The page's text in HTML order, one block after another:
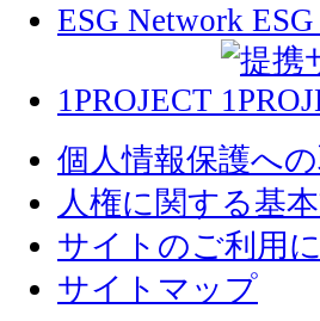
ESG Network
1PROJECT
個人情報保護へ
人権に関する基
サイトのご利用
サイトマップ